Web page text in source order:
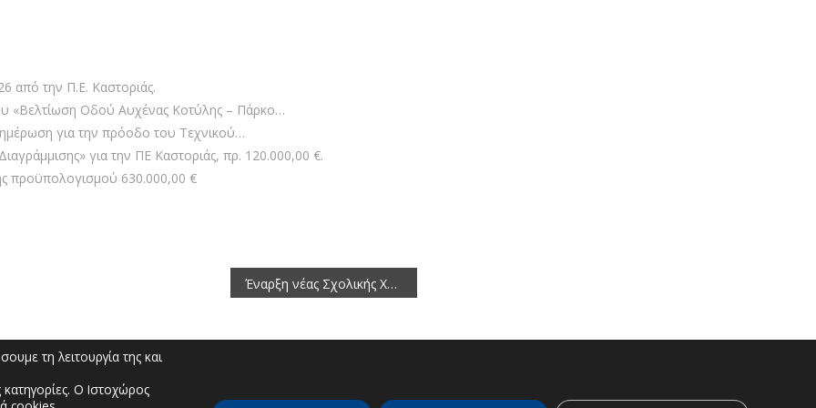
από την Π.Ε. Καστοριάς.
«Βελτίωση Οδού Αυχένας Κοτύλης – Πάρκο…
για την πρόοδο του Τεχνικού…
για την ΠΕ Καστοριάς, πρ. 120.000,00 €.
προϋπολογισμού 630.000,00 €
Έναρξη νέας Σχολικής Χρονιάς. Ο Αντιπεριφερειάρχης Καστοριάς σε Αγιασμούς Σχολείων.
τη λειτουργία της και
Ο Ιστοχώρος